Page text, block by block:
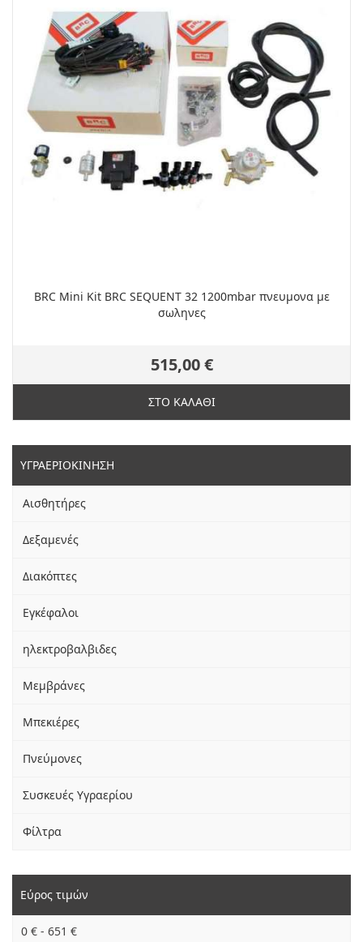
BRC Mini Kit BRC SEQUENT 32 1200mbar πνευμονα με
σωληνες
515,00 €
ΣΤΟ ΚΑΛΑΘΙ
ΥΓΡΑΕΡΙΟΚΙΝΗΣΗ
Αισθητήρες
Δεξαμενές
Διακόπτες
Εγκέφαλοι
ηλεκτροβαλβιδες
Μεμβράνες
Μπεκιέρες
Πνεύμονες
Συσκευές Υγραερίου
Φίλτρα
Εύρος τιμών
0 € - 651 €